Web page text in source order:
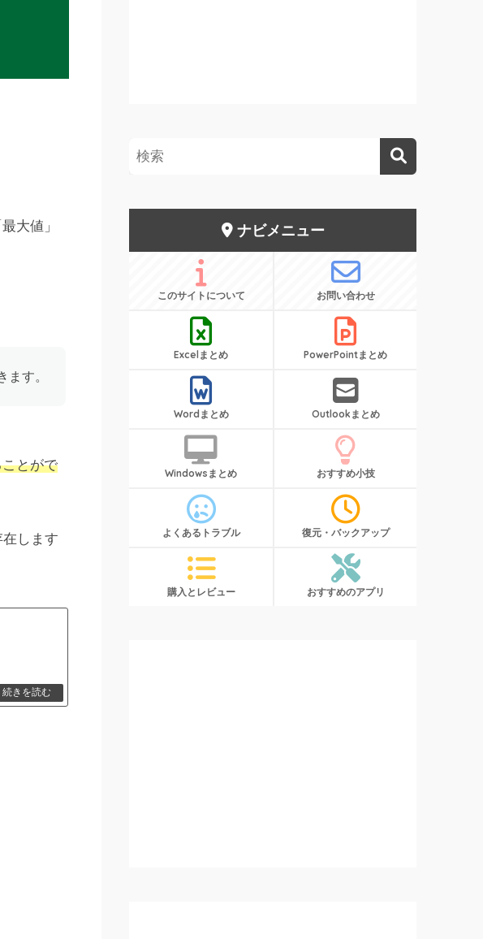
大値」
す。
とがで
します
ナビメニュー
このサイトについて お問い合わせ
Excelまとめ PowerPointまとめ
Wordまとめ Outlookまとめ
Windowsまとめ おすすめ小技
よくあるトラブル 復元・バックアップ
購入とレビュー おすすめのアプリ